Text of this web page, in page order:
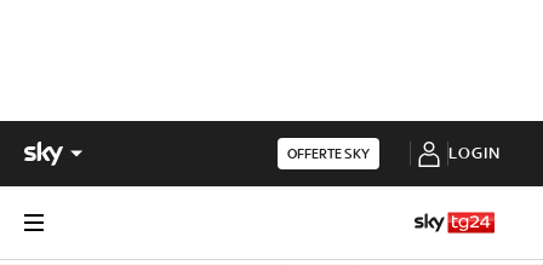
OFFERTE SKY LOGIN